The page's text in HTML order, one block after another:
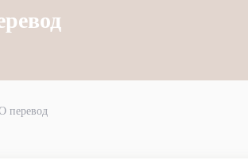
перевод